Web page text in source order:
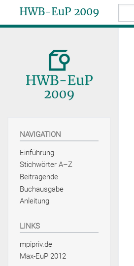
HWB-EuP 2009
NAVIGATION
Einführung
Stichwörter A–Z
Beitragende
Buchausgabe
Anleitung
LINKS
mpipriv.de
Max-EuP 2012